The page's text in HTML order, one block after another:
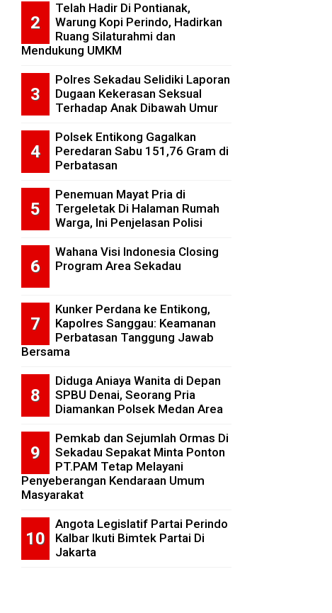
Telah Hadir Di Pontianak,
Warung Kopi Perindo, Hadirkan
Ruang Silaturahmi dan
Mendukung UMKM
Polres Sekadau Selidiki Laporan
Dugaan Kekerasan Seksual
Terhadap Anak Dibawah Umur
Polsek Entikong Gagalkan
Peredaran Sabu 151,76 Gram di
Perbatasan
Penemuan Mayat Pria di
Tergeletak Di Halaman Rumah
Warga, Ini Penjelasan Polisi
Wahana Visi Indonesia Closing
Program Area Sekadau
Kunker Perdana ke Entikong,
Kapolres Sanggau: Keamanan
Perbatasan Tanggung Jawab
Bersama
Diduga Aniaya Wanita di Depan
SPBU Denai, Seorang Pria
Diamankan Polsek Medan Area
Pemkab dan Sejumlah Ormas Di
Sekadau Sepakat Minta Ponton
PT.PAM Tetap Melayani
Penyeberangan Kendaraan Umum
Masyarakat
Angota Legislatif Partai Perindo
Kalbar Ikuti Bimtek Partai Di
Jakarta